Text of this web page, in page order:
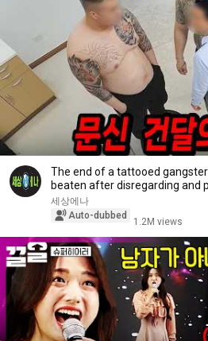
The end of a tattooed
beaten after disregarding and
세상에나
Auto-dubbed
1.2M views